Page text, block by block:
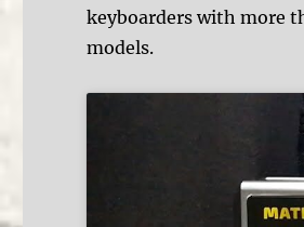
keyboarders with more
models.